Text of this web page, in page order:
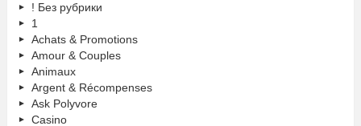
! Без рубрики
1
Achats & Promotions
Amour & Couples
Animaux
Argent & Récompenses
Ask Polyvore
Casino